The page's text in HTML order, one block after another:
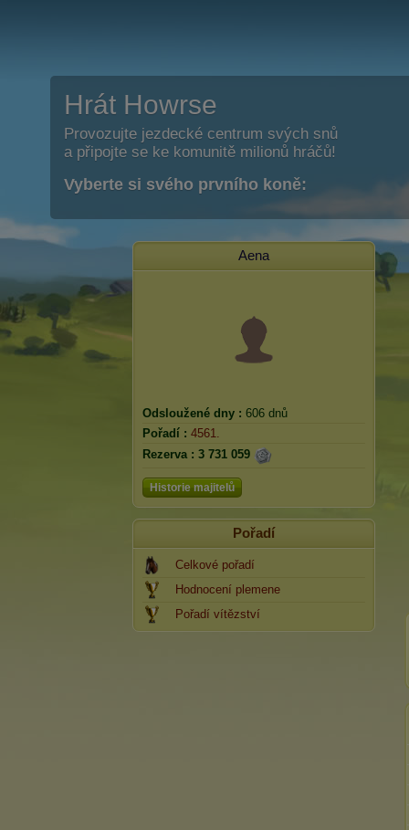
Hrát Howrse
Provozujte jezdecké centrum svých snů
a připojte se ke komunitě milionů hráčů!
Vyberte si svého prvního koně:
Aena
Odsloužené dny : 606 dnů
Pořadí : 4561.
Rezerva : 3 731 059
Historie majitelů
Pořadí
Celkové pořadí
Hodnocení plemene
Pořadí vítězství